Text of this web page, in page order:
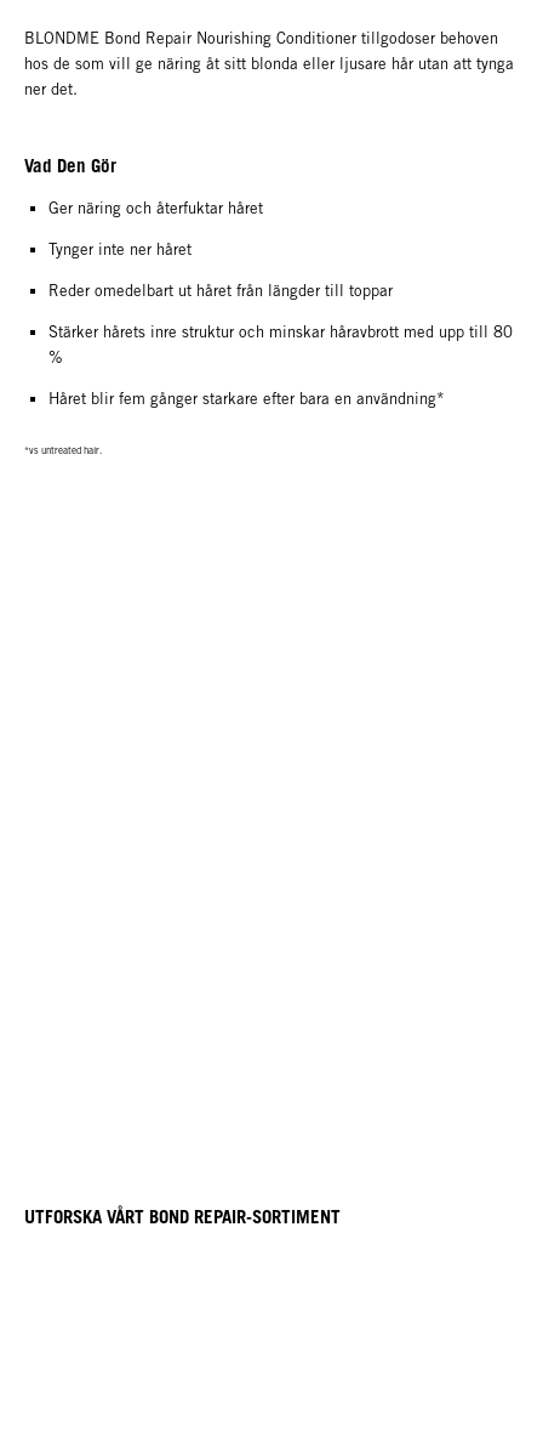
BLONDME Bond Repair Nourishing Conditioner tillgodoser behoven
hos de som vill ge näring åt sitt blonda eller ljusare hår utan att tynga
ner det.
Vad Den Gör
Ger näring och återfuktar håret
Tynger inte ner håret
Reder omedelbart ut håret från längder till toppar
Stärker hårets inre struktur och minskar håravbrott med upp till 80
%
Håret blir fem gånger starkare efter bara en användning*
*vs untreated hair.
UTFORSKA VÅRT BOND REPAIR-SORTIMENT